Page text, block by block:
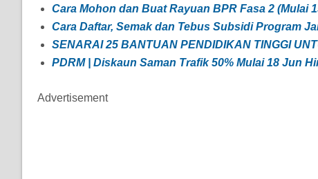
Cara Mohon dan Buat Rayuan BPR Fasa 2 (Mulai
Cara Daftar, Semak dan Tebus Subsidi Program
SENARAI 25 BANTUAN PENDIDIKAN TINGGI
PDRM | Diskaun Saman Trafik 50% Mulai 18 Jun
Advertisement